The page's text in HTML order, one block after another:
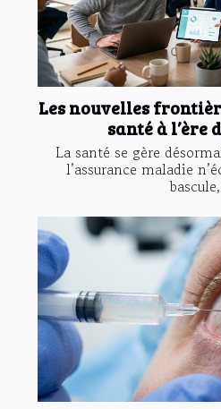
Les nouvelles
santé à l’ère
La santé se gère
l’assurance maladie